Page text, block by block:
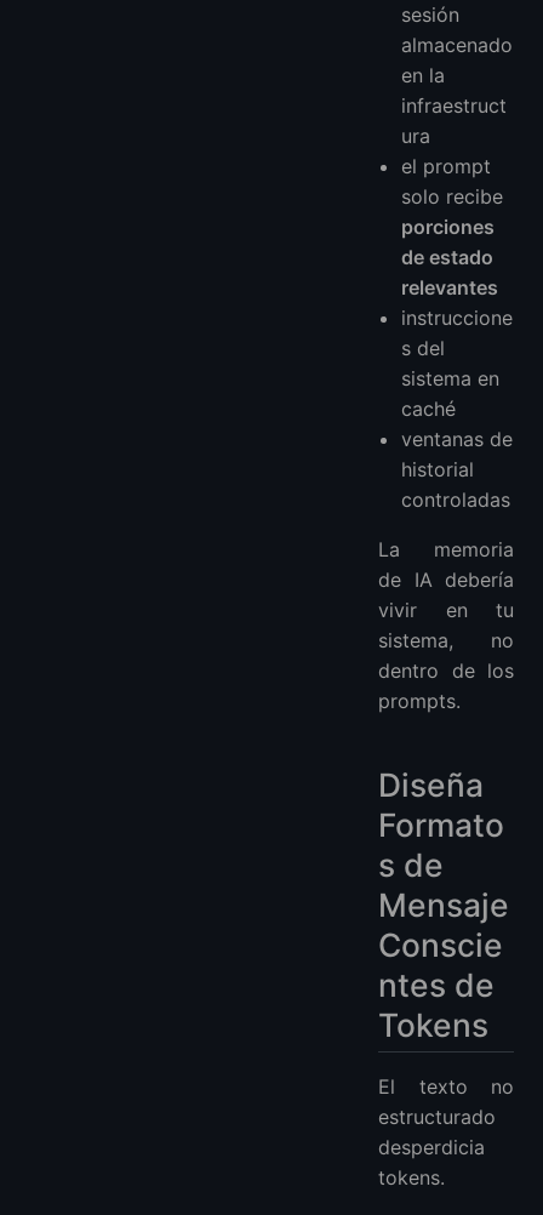
sesión
almacenado
en la
infraestruct
ura
el prompt
solo recibe
porciones
de estado
relevantes
instruccione
s del
sistema en
caché
ventanas de
historial
controladas
La memoria
de IA debería
vivir en tu
sistema, no
dentro de los
prompts.
Diseña
Formato
s de
Mensaje
Conscie
ntes de
Tokens
El texto no
estructurado
desperdicia
tokens.